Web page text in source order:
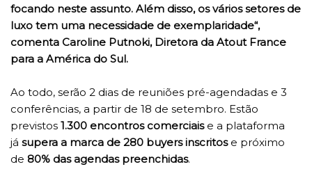
focando neste assunto. Além disso, os vários setores de
luxo tem uma necessidade de exemplaridade“,
comenta Caroline Putnoki, Diretora da Atout France
para a América do Sul.
Ao todo, serão 2 dias de reuniões pré-agendadas e 3
conferências, a partir de 18 de setembro. Estão
previstos 1.300 encontros comerciaise a plataforma
já supera a marca de 280 buyers inscritose próximo
de 80% das agendas preenchidas.